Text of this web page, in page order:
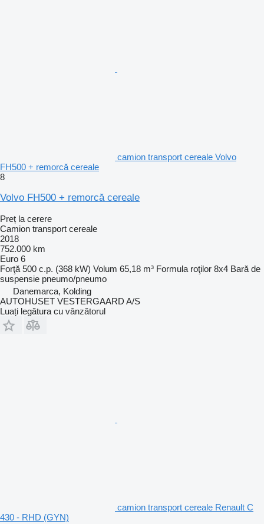
camion transport cereale Volvo
FH500 + remorcă cereale
8
Volvo FH500 + remorcă cereale
Preț la cerere
Camion transport cereale
2018
752.000 km
Euro 6
Forţă 500 c.p. (368 kW) Volum 65,18 m³ Formula roţilor 8x4 Bară de
suspensie pneumo/pneumo
Danemarca, Kolding
AUTOHUSET VESTERGAARD A/S
Luați legătura cu vânzătorul
camion transport cereale Renault C
430 - RHD (GYN)